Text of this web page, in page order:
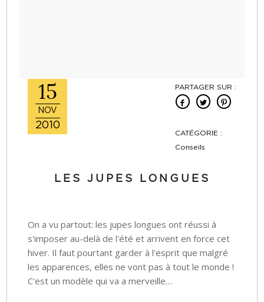
15
NOV
2010
PARTAGER SUR :
CATÉGORIE :
Conseils
LES JUPES LONGUES
On a vu partout: les jupes longues ont réussi à
s'imposer au-delà de l'été et arrivent en force cet
hiver. Il faut pourtant garder à l'esprit que malgré
les apparences, elles ne vont pas à tout le monde !
C'est un modèle qui va a merveille…